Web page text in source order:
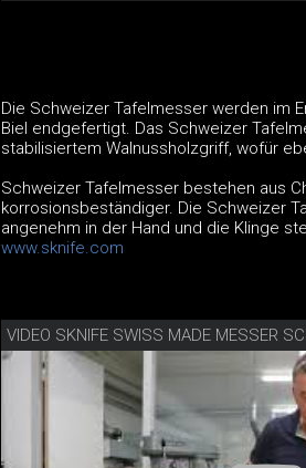
Die Schweizer Tafelmesser werden im
Biel endgefertigt. Das Schweizer
stabilisiertem Walnussholzgriff, wofür
Schweizer Tafelmesser bestehen aus
korrosionsbeständiger. Die Schweizer
angenehm in der Hand und die Klinge
www.sknife.com
VIDEO SKNIFE SWISS MADE MESSER